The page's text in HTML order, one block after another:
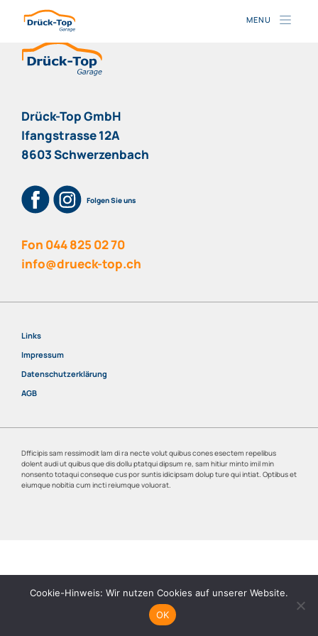
Drück-Top GmbH
Ifangstrasse 12A
8603 Schwerzenbach
Folgen Sie uns
Fon 044 825 02 70
info@drueck-top.ch
Links
Impressum
Datenschutzerklärung
AGB
Dfficipis sam ressimodit lam di ra necte volut quibus cones esectem repelibus
dolent audi ut quibus que dis dollu ptatqui dipsum re, sam hitiur minto imil min
nonsento totaqui conseque cus por suntis idicipsam dolup ture qui intiat. Optibus et
eiumque nobitia cum incti reiumque voluorat.
Cookie-Hinweis: Wir nutzen Cookies auf unserer Website.
OK